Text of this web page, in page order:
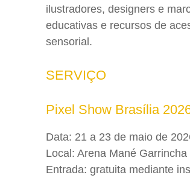
ilustradores, designers e
educativas e recursos de
sensorial.
SERVIÇO
Pixel Show Brasília
Data: 21 a 23 de maio de
Local: Arena Mané Garrincha
Entrada: gratuita mediante